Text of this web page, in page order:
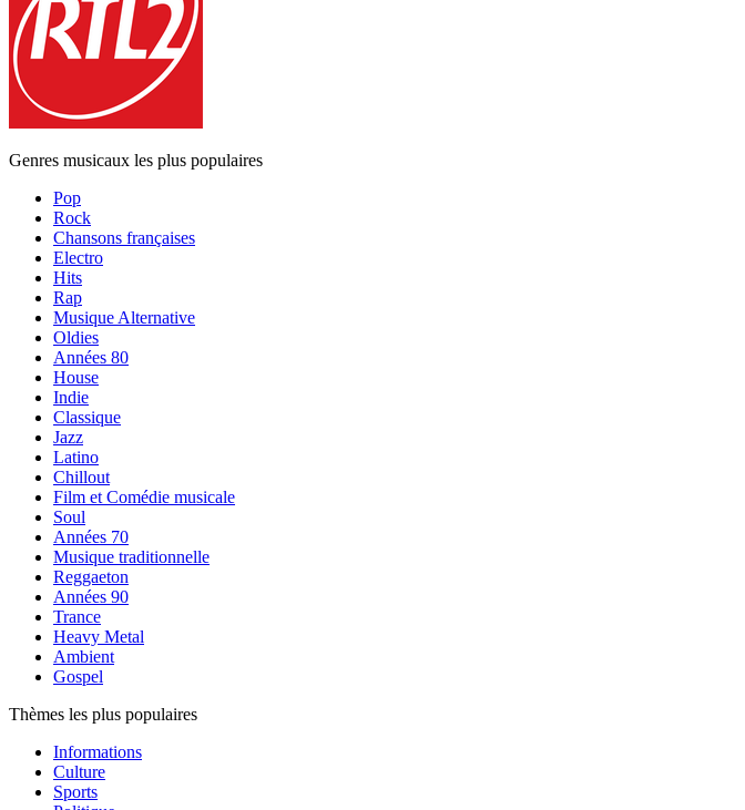
Genres musicaux les plus populaires
Pop
Rock
Chansons françaises
Electro
Hits
Rap
Musique Alternative
Oldies
Années 80
House
Indie
Classique
Jazz
Latino
Chillout
Film et Comédie musicale
Soul
Années 70
Musique traditionnelle
Reggaeton
Années 90
Trance
Heavy Metal
Ambient
Gospel
Thèmes les plus populaires
Informations
Culture
Sports